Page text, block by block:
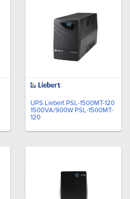
UPS Liebert PSL-1500MT-120
1500VA/900W PSL-1500MT-
120